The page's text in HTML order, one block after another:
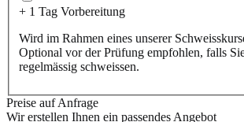
+ 1 Tag Vorbereitung
Wird im Rahmen eines unserer
Optional vor der Prüfung empfohlen, falls
regelmässig schweissen.
Preise auf Anfrage
Wir erstellen Ihnen ein passendes Angebot